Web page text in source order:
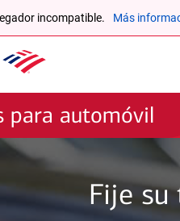
incompatible. Más
para automóvil
Fije su